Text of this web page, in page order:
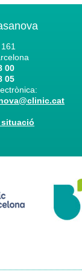
00
05
situació